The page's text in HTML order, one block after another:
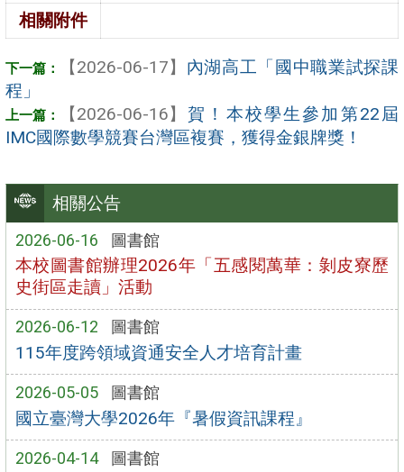
相關公告
2026-06-16 圖書館
本校圖書館辦理2026年「五感閱萬華：剝皮寮歷
史街區走讀」活動
2026-06-12 圖書館
115年度跨領域資通安全人才培育計畫
2026-05-05 圖書館
國立臺灣大學2026年『暑假資訊課程』
2026-04-14 圖書館
相關附件
【2026-06-17】 內湖高工「國中職業試探課
程」
【2026-06-16】
賀！本校學生參加第22屆
IMC國際數學競賽台灣區複賽，獲得金銀牌獎！